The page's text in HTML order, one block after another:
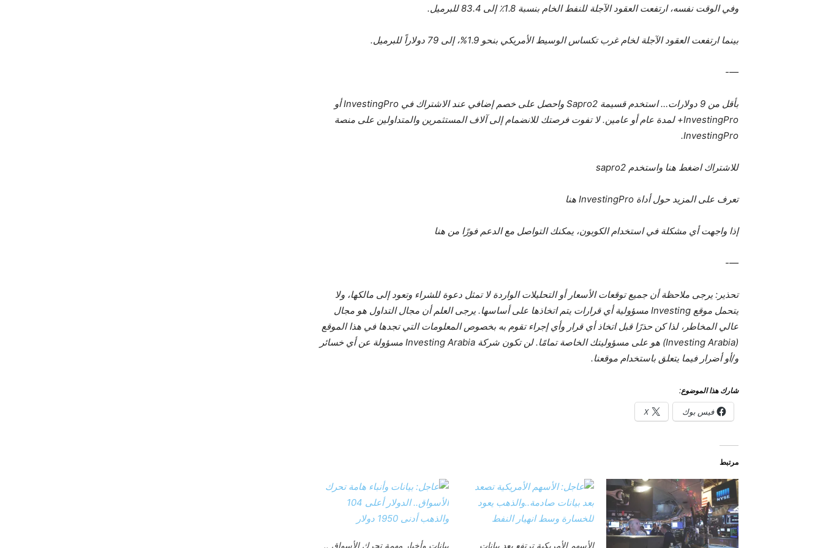
وفي الوقت نفسه، ارتفعت العقود الآجلة للنفط الخام بنسبة 1.8٪ إلى 83.4 للبرميل.
بينما ارتفعت العقود الآجلة لخام غرب تكساس الوسيط الأمريكي بنحو 1.9%، إلى 79 دولاراً للبرميل.
—-
بأقل من 9 دولارات… استخدم قسيمة Sapro2 واحصل على خصم إضافي عند الاشتراك في InvestingPro أو
InvestingPro+ لمدة عام أو عامين. لا تفوت فرصتك للانضمام إلى آلاف المستثمرين والمتداولين على منصة
InvestingPro.
للاشتراك اضغط هنا واستخدم sapro2
تعرف على المزيد حول أداة InvestingPro هنا
إذا واجهت أي مشكلة في استخدام الكوبون، يمكنك التواصل مع الدعم فورًا من هنا
—-
تحذير: يرجى ملاحظة أن جميع توقعات الأسعار أو التحليلات الواردة لا تمثل دعوة للشراء وتعود إلى مالكها، ولا
يتحمل موقع Investing مسؤولية أي قرارات يتم اتخاذها على أساسها. يرجى العلم أن مجال التداول هو مجال
عالي المخاطر، لذا كن حذرًا قبل اتخاذ أي قرار وأي إجراء تقوم به بخصوص المعلومات التي تجدها في هذا الموقع
(Investing Arabia) هو على مسؤوليتك الخاصة تمامًا. لن تكون شركة Investing Arabia مسؤولة عن أي خسائر
و/أو أضرار فيما يتعلق باستخدام موقعنا.
شارك هذا الموضوع:
فيس بوك X
مرتبط
الأسهم الأمريكية ترتفع بعد بيانات بيانات وأخبار مهمة تحرك الأسواق ..